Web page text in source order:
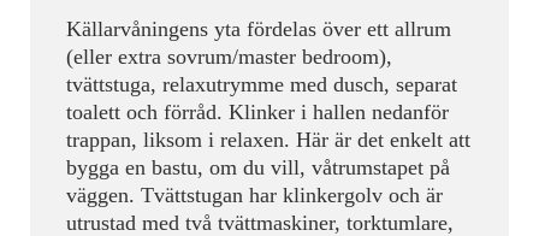
Källarvåningens yta fördelas över ett allrum
(eller extra sovrum/master bedroom),
tvättstuga, relaxutrymme med dusch, separat
toalett och förråd. Klinker i hallen nedanför
trappan, liksom i relaxen. Här är det enkelt att
bygga en bastu, om du vill, våtrumstapet på
väggen. Tvättstugan har klinkergolv och är
utrustad med två tvättmaskiner, torktumlare,